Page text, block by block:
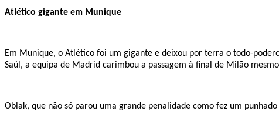
Atlético gigante em Munique
Em Munique, o Atlético foi um gigante e deixou por terra o todo-
Saúl, a equipa de Madrid carimbou a passagem à final de Milão
Oblak, que não só parou uma grande penalidade como fez um